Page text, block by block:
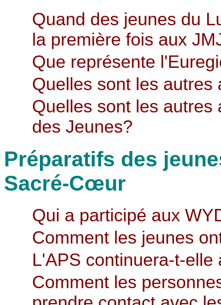
Quand des jeunes du
la première fois aux
Que représente
Quelles sont les autres
Quelles sont les autres
des Jeunes?
Préparatifs des
Sacré-Cœur
Qui a participé aux
Comment les jeunes
L'APS continuera-t-elle
Comment les